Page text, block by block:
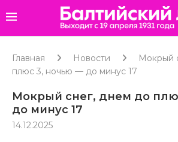
Главная Новости
Мокрый
плюс 3, ночью — до минус 17
Мокрый снег, днем до
до минус 17
14.12.2025